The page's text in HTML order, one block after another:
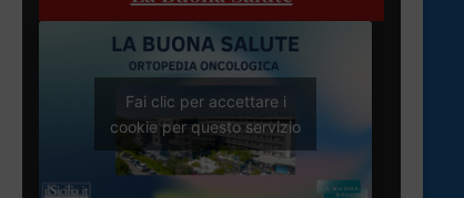
Fai clic per accettare i
cookie per questo servizio